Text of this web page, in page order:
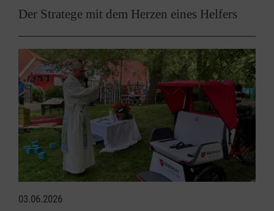
Der Stratege mit dem Herzen eines Helfers
03.06.2026